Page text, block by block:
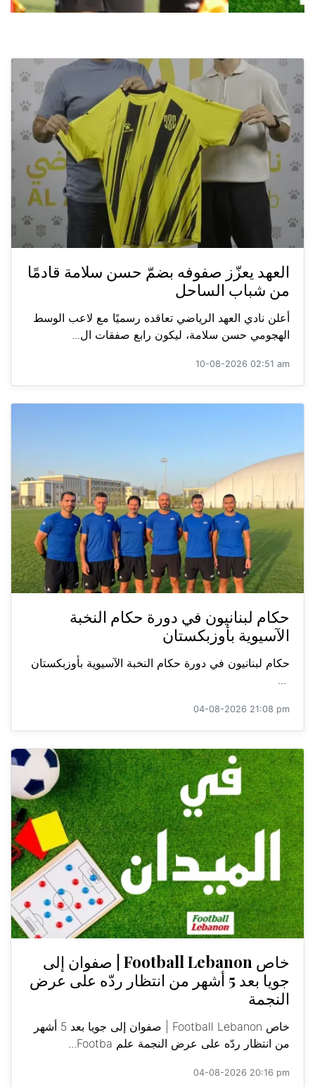
العهد يعزّز صفوفه بضمّ حسن سلامة قادمًا
من شباب الساحل
أعلن نادي العهد الرياضي تعاقده رسميًا مع لاعب الوسط
الهجومي حسن سلامة، ليكون رابع صفقات ال...
10-08-2026 02:51 am
حكام لبنانيون في دورة حكام النخبة
الآسيوية بأوزبكستان
حكام لبنانيون في دورة حكام النخبة الآسيوية بأوزبكستان
...
04-08-2026 21:08 pm
خاص Football Lebanon | صفوان إلى
جويا بعد 5 أشهر من انتظار ردّه على عرض
النجمة
خاص Football Lebanon | صفوان إلى جويا بعد 5 أشهر
من انتظار ردّه على عرض النجمة علم Footba...
04-08-2026 20:16 pm